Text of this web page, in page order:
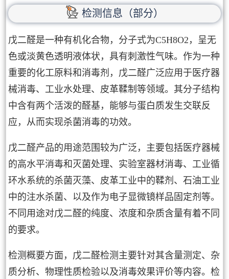
检测信息（部分）
戊二醛是一种有机化合物，分子式为C5H8O2，呈无
色或淡黄色透明液体状，具有刺激性气味。作为一种
重要的化工原料和消毒剂，戊二醛广泛应用于医疗器
械消毒、工业水处理、皮革鞣制等领域。其分子结构
中含有两个活泼的醛基，能够与蛋白质发生交联反
应，从而实现杀菌消毒的功效。
戊二醛产品的用途范围较为广泛，主要包括医疗器械
的高水平消毒和灭菌处理、实验室器材消毒、工业循
环水系统的杀菌灭藻、皮革工业中的鞣剂、石油工业
中的注水杀菌、以及作为电子显微镜样品固定剂等。
不同用途对戊二醛的纯度、浓度和杂质含量有着不同
的要求。
检测概要方面，戊二醛检测主要针对其含量测定、杂
质分析、物理性质检验以及消毒效果评价等内容。检